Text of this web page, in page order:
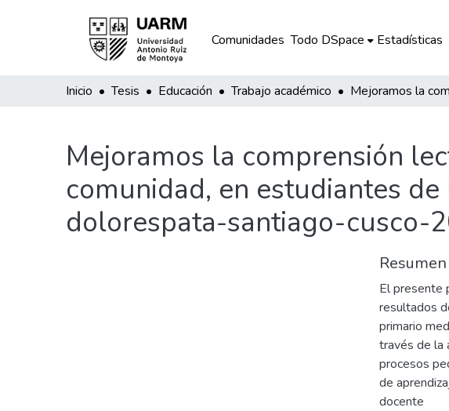
Comunidades Todo DSpace Estadísticas
Inicio Tesis Educación Trabajo académico
Mejoramos la comprensión
comunidad, en estudiantes
dolorespata-santiago-cusco-
Resumen
El presente
resultados
primario
través de la
procesos
de
docente